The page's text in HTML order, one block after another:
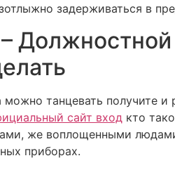
задерживаться в
можно танцевать получите
сайт вход кто
же воплощенными
приборах.